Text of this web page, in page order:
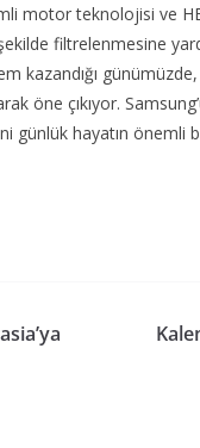
motor teknolojisi ve
filtrelenmesine
kazandığı
öne çıkıyor.
günlük hayatın önemli